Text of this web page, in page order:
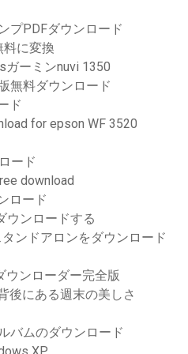
プPDFダウンロード
料に変換
ガーミンnuvi 1350
無料ダウンロード
ド
for epson WF 3520
ード
download
ロード
ウンロードする
ンドアロンをダウンロード
ウンローダー完全版
後にある週末の美しさ
バムのダウンロード